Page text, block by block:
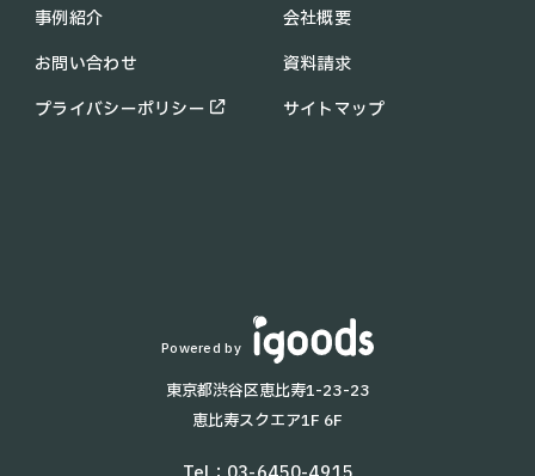
Powered by
東京都渋谷区恵比寿1-23-23
恵比寿スクエア1F 6F
PUDU CC1
KIRARA
PUDU MT1
業務用 清掃ロボットの導入メ
助成金・補助金情報
コラム
事例紹介
会社概要
お問い合わせ
資料請求
プライバシーポリシー
サイトマップ